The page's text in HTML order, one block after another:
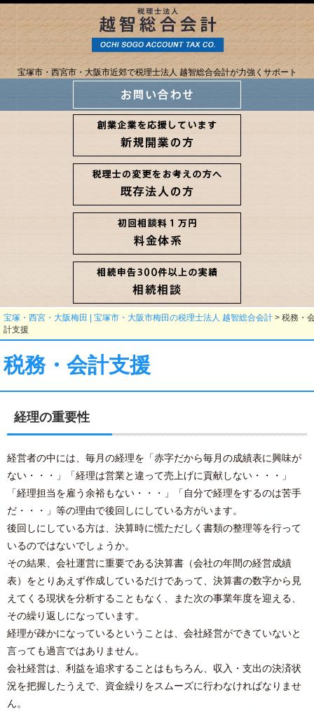
宝塚市・西宮市・大阪市近郊で税理士法人 越智総合会計が力強くサポート
宝塚・西宮・大阪梅田 | 宝塚市・大阪市梅田の税理士法人 越智総合会計 > 税務・
計支援
税務・会計支援
経理の重要性
経営者の中には、毎月の経理を「赤字だから毎月の成績表に興味が
ない・・・」「経理は営業と違って売上げに貢献しない・・・」
「経理担当を雇う余裕もない・・・」「自分で経理をするのは苦手
だ・・・」等の理由で後回しにしている方がいます。
後回しにしている方は、決算時に慌ただしく書類の整理等を行って
いるのではないでしょうか。
その結果、会社運営に重要である決算書（会社の年間の経営成績
表）をとりあえず作成しているだけであって、決算書の数字から見
えてくる現状を分析することもなく、また次の事業年度を迎える、
その繰り返しになっています。
経理が疎かになっているということは、会社経営ができていないと
言っても過言ではありません。
会社経営は、利益を追求することはもちろん、収入・支出の決済状
況を把握したうえで、資金繰りをスムーズに行わなければなりませ
ん。